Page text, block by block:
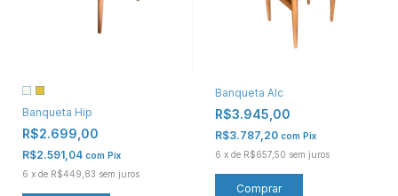
Banqueta Hip
R$2.699,00
R$2.591,04 com Pix
6 x de R$449,83 sem juros
Banqueta Alc
R$3.945,00
R$3.787,20 com Pix
6 x de R$657,50 sem juros
Comprar